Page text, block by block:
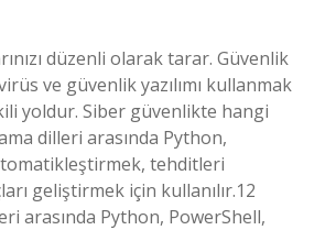
düzenli olarak tarar. Güvenlik
ve güvenlik yazılımı kullanmak
yoldur. Siber güvenlikte hangi
dilleri arasında Python,
tehditleri
geliştirmek için kullanılır.12
arasında Python, PowerShell,